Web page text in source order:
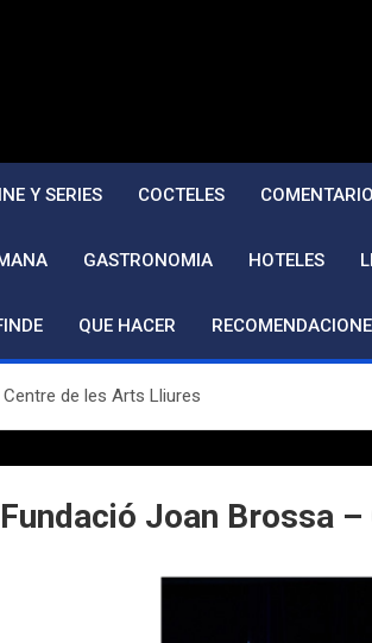
Y SERIES COCTELES
GASTRONOMIA HOTELES
QUE HACER
de les Arts Lliures
Joan Brossa